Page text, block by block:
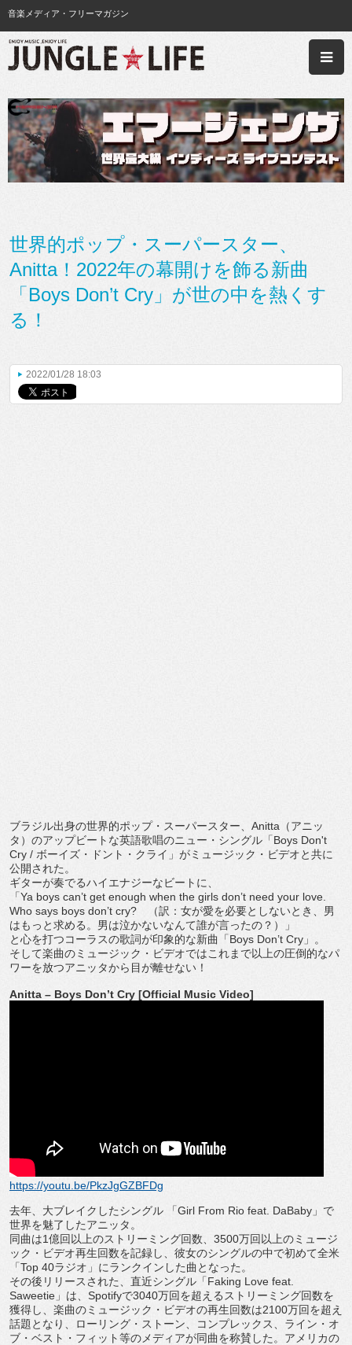
音楽メディア・フリーマガジン
世界的ポップ・スーパースター、
Anitta！2022年の幕開けを飾る新曲
「Boys Don’t Cry」が世の中を熱くす
る！
2022/01/28 18:03
ブラジル出身の世界的ポップ・スーパースター、 Anitta （アニッ
タ）のアップビートな英語歌唱のニュー・シングル「Boys Don't
Cry / ボーイズ・ドント・クライ」がミュージック・ ビデオと共に
公開された。
ギターが奏でるハイエナジーなビートに、
「Ya boys can’t get enough when the girls don’t need your love.
Who says boys don’t cry? （訳：女が愛を必要としないとき、男
はもっと求める。 男は泣かないなんて誰が言ったの？）」
と心を打つコーラスの歌詞が印象的な新曲「Boys Don’t Cry 」。
そして楽曲のミュージック・ ビデオではこれまで以上の圧倒的なパ
ワーを放つアニッタから目が離せない！
Anitta – Boys Don’t Cry [Official Music Video]
https://youtu.be/PkzJgGZBFDg
去年、大ブレイクしたシングル 「Girl From Rio feat. DaBaby 」で
世界を魅了したアニッタ。
同曲は1億回以上のストリーミング回数、 3500万回以上のミュ ージ
ック・ビデオ再生回数を記録し、 彼女のシングルの中で初めて全米
「Top 40ラジオ」にランクインした曲となった。
その後リリースされた、直近シングル「 Faking Love feat.
Saweetie 」は、 Spotifyで3040万回を超えるス トリーミング回数を
獲得し、楽曲のミュージック・ ビデオの再生回数は2100万回を超え
話題となり、ローリング・ ストーン、コンプレックス、ライン・オ
ブ・ベスト・ フィット等のメディアが同曲を称賛した。 アメリカの